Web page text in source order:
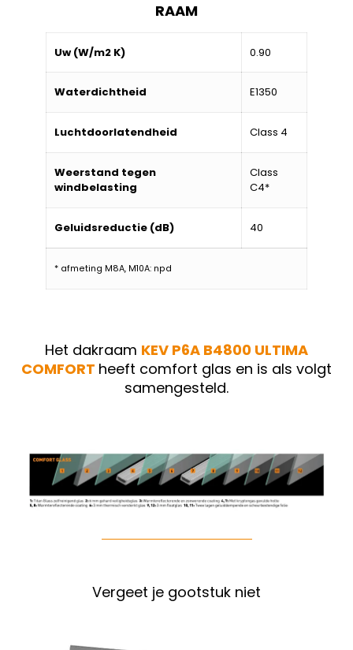
RAAM
Uw (W/m2 K) 0.90
Waterdichtheid E1350
Luchtdoorlatendheid Class 4
Weerstand tegen
windbelasting
Class
C4*
Geluidsreductie (dB) 40
* afmeting M8A, M10A: npd
Het dakraam KEV P6A B4800 ULTIMA
COMFORT heeft comfort glas en is als volgt
samengesteld.
Vergeet je gootstuk niet